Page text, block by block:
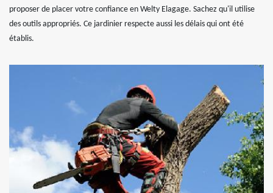
proposer de placer votre confiance en Welty Elagage. Sachez qu'il utilise
des outils appropriés. Ce jardinier respecte aussi les délais qui ont été
établis.